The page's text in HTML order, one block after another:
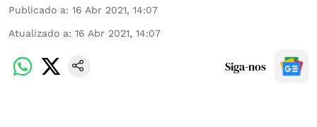
Publicado a: 16 Abr 2021, 14:07
Atualizado a: 16 Abr 2021, 14:07
Siga-nos